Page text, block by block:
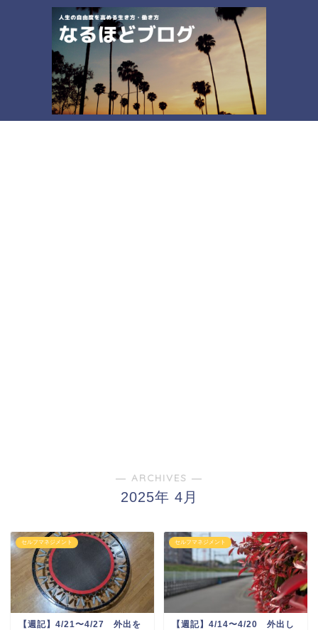
― ARCHIVES ―
2025年 4月
セルフマネジメント
【週記】4/21〜4/27 外出を
セルフマネジメント
【週記】4/14〜4/20 外出し